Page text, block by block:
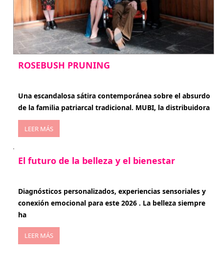
ROSEBUSH PRUNING
Una escandalosa sátira contemporánea sobre el absurdo
de la familia patriarcal tradicional. MUBI, la distribuidora
LEER MÁS
El futuro de la belleza y el bienestar
Diagnósticos personalizados, experiencias sensoriales y
conexión emocional para este 2026 . La belleza siempre
ha
LEER MÁS